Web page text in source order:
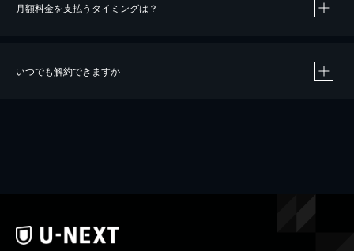
※40％ポイント還元の対象は、クレジットカード決済による作品の購入 / レンタルです。
iOSアプリのUコイン決済による作品の購入 / レンタルは、20％のポイント還元です。
月額料金を支払うタイミングは？
いつでも解約できますか